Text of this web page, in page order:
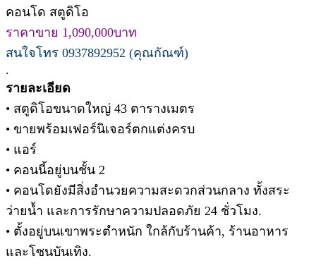
คอนโด สตูดิโอ
ราคาขาย 1,090,000บาท
สนใจโทร 0937892952 (คุณกัณฑ์)
.
รายละเอียด
• สตูดิโอขนาดใหญ่ 43 ตารางเมตร
• ขายพร้อมเฟอร์นิเจอร์ตกแต่งครบ
• แอร์
• คอนนี้อยู่บนชั้น 2
• คอนโดยังมีสิ่งอำนวยความสะดวกส่วนกลาง ทั้งสระ
ว่ายน้ำ และการรักษาความปลอดภัย 24 ชั่วโมง.
• ตั้งอยู่บนเขาพระตำหนัก ใกล้กับร้านค้า, ร้านอาหาร
และโซนบันเทิง.